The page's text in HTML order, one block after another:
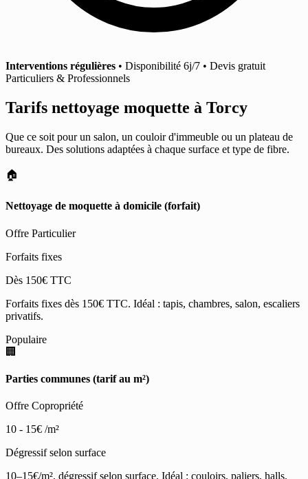
Interventions régulières • Disponibilité 6j/7 • Devis gratuit
Particuliers & Professionnels
Tarifs nettoyage moquette à Torcy
Que ce soit pour un salon, un couloir d'immeuble ou un plateau de
bureaux. Des solutions adaptées à chaque surface et type de fibre.
🏠
Nettoyage de moquette à domicile (forfait)
Offre Particulier
Forfaits fixes
Dès 150€ TTC
Forfaits fixes dès 150€ TTC. Idéal : tapis, chambres, salon, escaliers
privatifs.
Populaire
🏢
Parties communes (tarif au m²)
Offre Copropriété
10 - 15€ /m²
Dégressif selon surface
10–15€/m², dégressif selon surface. Idéal : couloirs, paliers, halls.